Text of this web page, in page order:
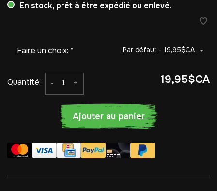
En stock, prêt à être expédié ou enlevé.
Faire un choix: * Par défaut - 19,95$CA
Quantité: +
- 19,95$CA
Ajouter au panier